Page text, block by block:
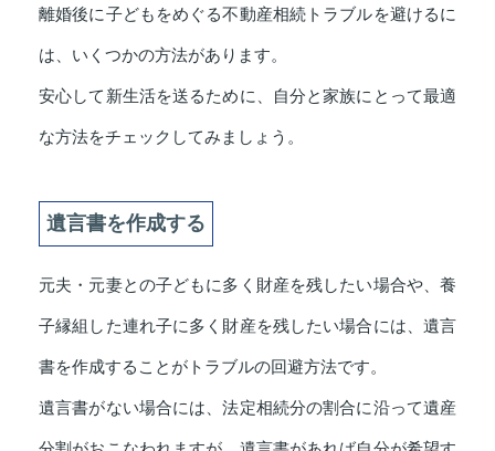
離婚後に子どもをめぐる不動産相続トラブルを避けるに
は、いくつかの方法があります。
安心して新生活を送るために、自分と家族にとって最適
な方法をチェックしてみましょう。
遺言書を作成する
元夫・元妻との子どもに多く財産を残したい場合や、養
子縁組した連れ子に多く財産を残したい場合には、遺言
書を作成することがトラブルの回避方法です。
遺言書がない場合には、法定相続分の割合に沿って遺産